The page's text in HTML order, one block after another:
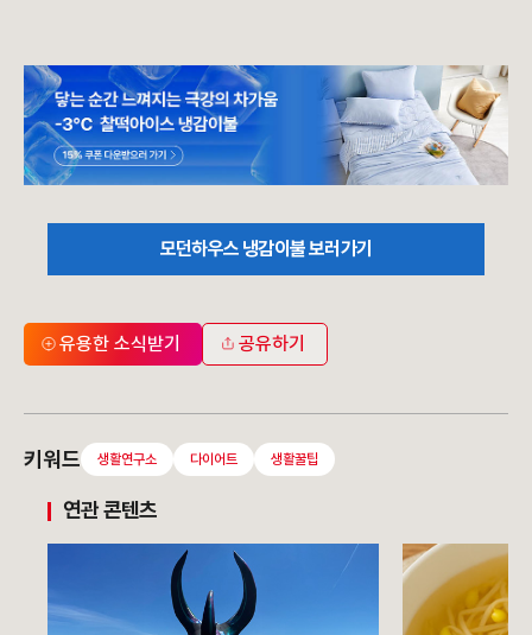
모던하우스 냉감이불 보러가기
유용한 소식받기 공유하기
키워드 생활연구소 다이어트 생활꿀팁
연관 콘텐츠